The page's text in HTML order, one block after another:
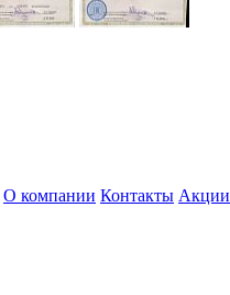
О компании Контакты Акции